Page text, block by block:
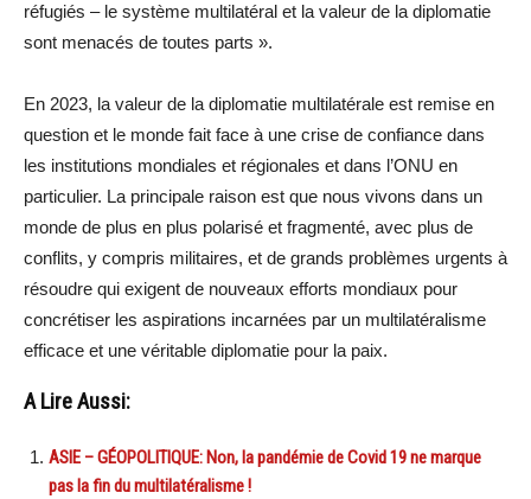
réfugiés – le système multilatéral et la valeur de la diplomatie
sont menacés de toutes parts ».
En 2023, la valeur de la diplomatie multilatérale est remise en
question et le monde fait face à une crise de confiance dans
les institutions mondiales et régionales et dans l’ONU en
particulier. La principale raison est que nous vivons dans un
monde de plus en plus polarisé et fragmenté, avec plus de
conflits, y compris militaires, et de grands problèmes urgents à
résoudre qui exigent de nouveaux efforts mondiaux pour
concrétiser les aspirations incarnées par un multilatéralisme
efficace et une véritable diplomatie pour la paix.
A Lire Aussi:
ASIE – GÉOPOLITIQUE: Non, la pandémie de Covid 19 ne marque
pas la fin du multilatéralisme !